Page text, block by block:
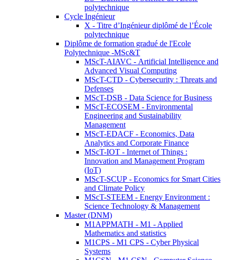
polytechnique
Cycle Ingénieur
X - Titre d’Ingénieur diplômé de l’École
polytechnique
Diplôme de formation gradué de l'Ecole
Polytechnique -MSc&T
MScT-AIAVC - Artificial Intelligence and
Advanced Visual Computing
MScT-CTD - Cybersecurity : Threats and
Defenses
MScT-DSB - Data Science for Business
MScT-ECOSEM - Environmental
Engineering and Sustainability
Management
MScT-EDACF - Economics, Data
Analytics and Corporate Finance
MScT-IOT - Internet of Things :
Innovation and Management Program
(IoT)
MScT-SCUP - Economics for Smart Cities
and Climate Policy
MScT-STEEM - Energy Environment :
Science Technology & Management
Master (DNM)
M1APPMATH - M1 - Applied
Mathematics and statistics
M1CPS - M1 CPS - Cyber Physical
Systems